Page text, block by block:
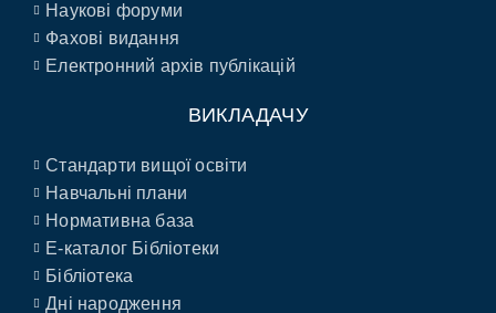
Наукові форуми
Фахові видання
Електронний архів публікацій
ВИКЛАДАЧУ
Стандарти вищої освіти
Навчальні плани
Нормативна база
E-каталог Бібліотеки
Бібліотека
Дні народження